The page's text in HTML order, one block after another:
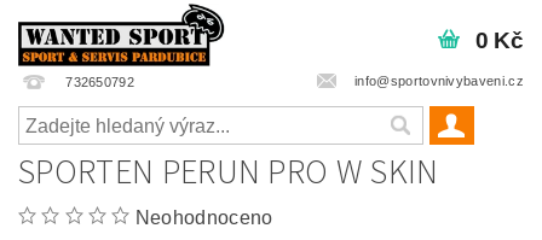
732650792 info@sportovnivybaveni.cz
0 Kč
SPORTEN PERUN PRO W SKIN
Neohodnoceno